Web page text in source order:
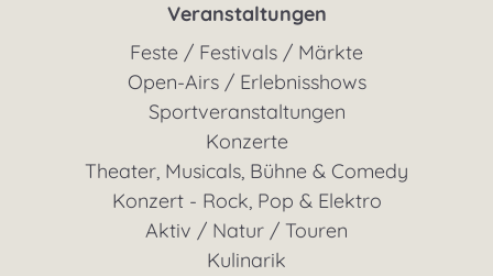
Veranstaltungen
Feste / Festivals / Märkte
Open-Airs / Erlebnisshows
Sportveranstaltungen
Konzerte
Theater, Musicals, Bühne & Comedy
Konzert - Rock, Pop & Elektro
Aktiv / Natur / Touren
Kulinarik